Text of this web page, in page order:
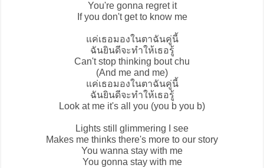
You're gonna regret it
If you don't get to know me
แค่เธอมองในตาฉันคู่นี้
ฉันยินดีจะทำให้เธอรู้
Can't stop thinking bout chu
(And me and me)
แค่เธอมองในตาฉันคู่นี้
ฉันยินดีจะทำให้เธอรู้
Look at me it's all you (you b you b)
Lights still glimmering I see
Makes me thinks there's more to our story
You wanna stay with me
You gonna stay with me